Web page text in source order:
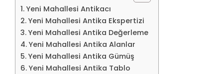
Yeni Mahallesi Antikacı
Yeni Mahallesi Antika Ekspertizi
Yeni Mahallesi Antika Değerleme
Yeni Mahallesi Antika Alanlar
Yeni Mahallesi Antika Gümüş
Yeni Mahallesi Antika Tablo